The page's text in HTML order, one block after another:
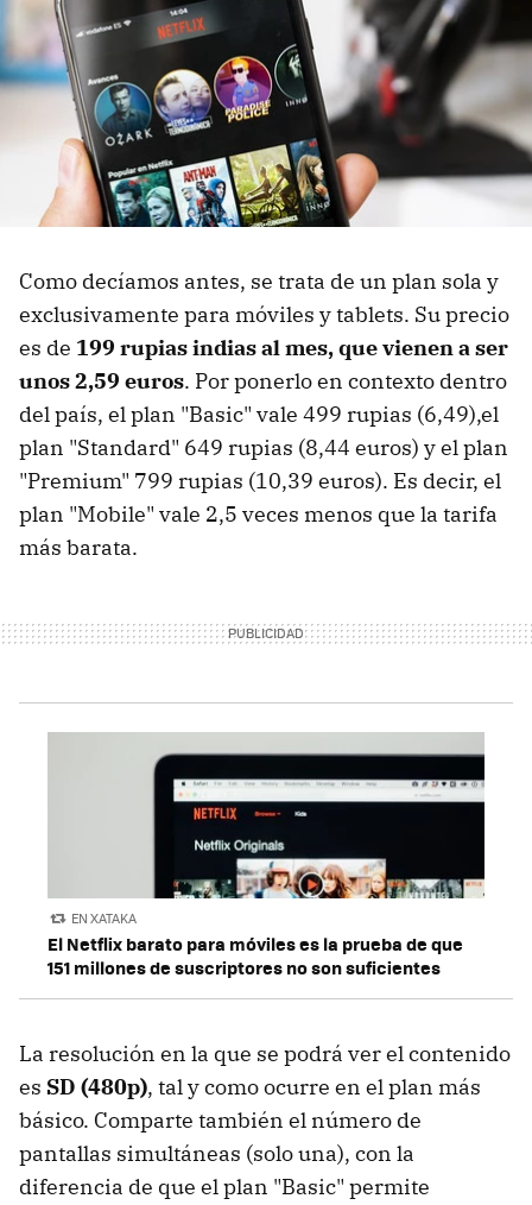
Como decíamos antes, se trata de un plan sola y
exclusivamente para móviles y tablets. Su precio
es de 199 rupias indias al mes, que vienen a ser
unos 2,59 euros. Por ponerlo en contexto dentro
del país, el plan "Basic" vale 499 rupias (6,49),el
plan "Standard" 649 rupias (8,44 euros) y el plan
"Premium" 799 rupias (10,39 euros). Es decir, el
plan "Mobile" vale 2,5 veces menos que la tarifa
más barata.
EN XATAKA
El Netflix barato para móviles es la prueba de que
151 millones de suscriptores no son suficientes
La resolución en la que se podrá ver el contenido
es SD (480p), tal y como ocurre en el plan más
básico. Comparte también el número de
pantallas simultáneas (solo una), con la
diferencia de que el plan "Basic" permite